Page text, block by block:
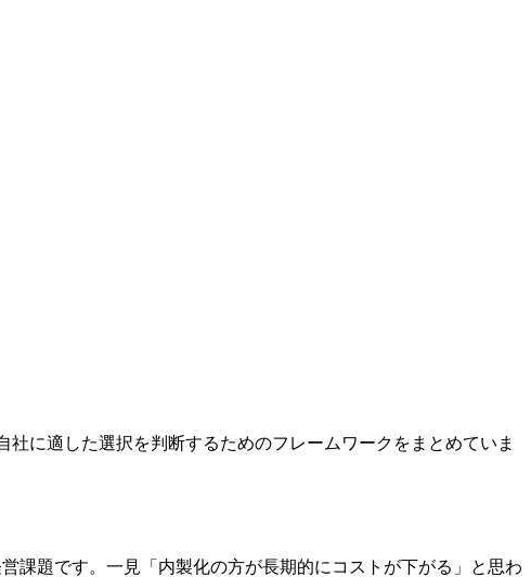
に適した選択を判断するためのフレームワークをまとめていま
課題です。一見「内製化の方が長期的にコストが下がる」と思わ